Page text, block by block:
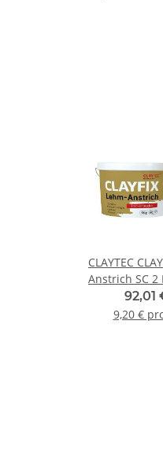
CLAYTEC
Anstrich SC 2
10 kg
92,01
9,20 €